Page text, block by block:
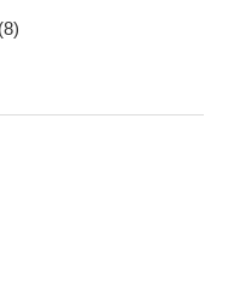
(8)